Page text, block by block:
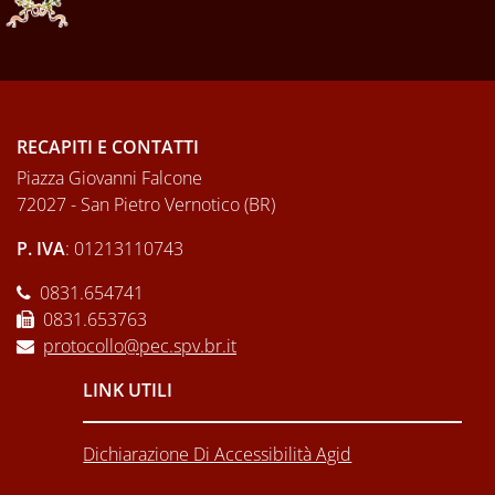
RECAPITI E CONTATTI
Piazza Giovanni Falcone
72027 - San Pietro Vernotico (BR)
P. IVA: 01213110743
0831.654741
0831.653763
protocollo@pec.spv.br.it
LINK UTILI
Dichiarazione Di Accessibilità Agid